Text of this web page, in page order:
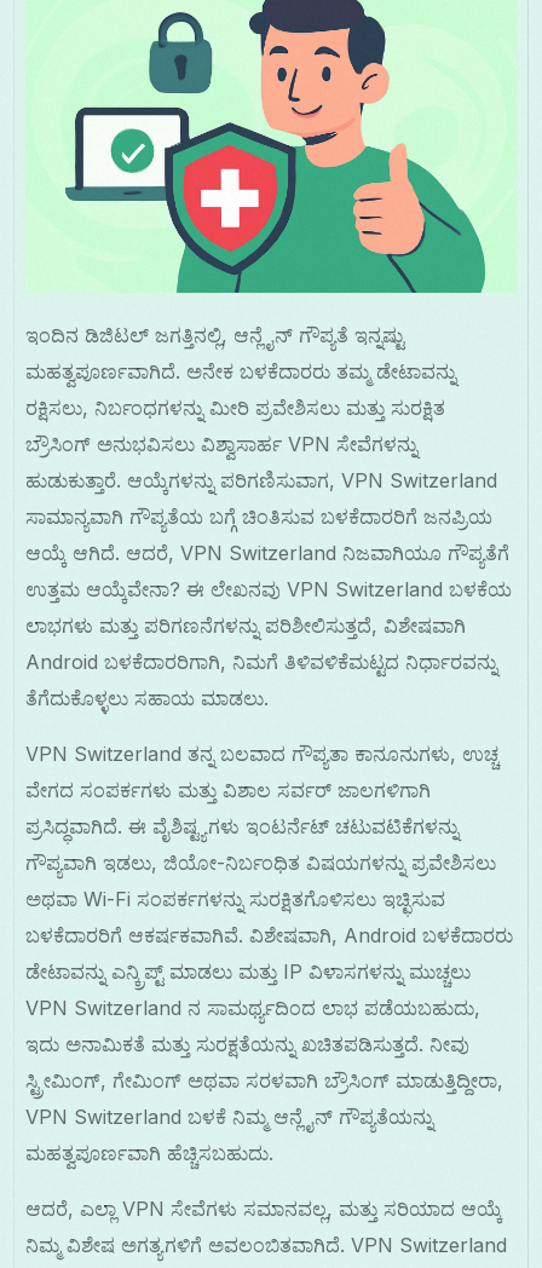
ಇಂದಿನ ಡಿಜಿಟಲ್ ಜಗತ್ತಿನಲ್ಲಿ, ಆನ್ಲೈನ್ ಗೌಪ್ಯತೆ ಇನ್ನಷ್ಟು
ಮಹತ್ವಪೂರ್ಣವಾಗಿದೆ. ಅನೇಕ ಬಳಕೆದಾರರು ತಮ್ಮ ಡೇಟಾವನ್ನು
ರಕ್ಷಿಸಲು, ನಿರ್ಬಂಧಗಳನ್ನು ಮೀರಿ ಪ್ರವೇಶಿಸಲು ಮತ್ತು ಸುರಕ್ಷಿತ
ಬ್ರೌಸಿಂಗ್ ಅನುಭವಿಸಲು ವಿಶ್ವಾಸಾರ್ಹ VPN ಸೇವೆಗಳನ್ನು
ಹುಡುಕುತ್ತಾರೆ. ಆಯ್ಕೆಗಳನ್ನು ಪರಿಗಣಿಸುವಾಗ, VPN Switzerland
ಸಾಮಾನ್ಯವಾಗಿ ಗೌಪ್ಯತೆಯ ಬಗ್ಗೆ ಚಿಂತಿಸುವ ಬಳಕೆದಾರರಿಗೆ ಜನಪ್ರಿಯ
ಆಯ್ಕೆ ಆಗಿದೆ. ಆದರೆ, VPN Switzerland ನಿಜವಾಗಿಯೂ ಗೌಪ್ಯತೆಗೆ
ಉತ್ತಮ ಆಯ್ಕೆವೇನಾ? ಈ ಲೇಖನವು VPN Switzerland ಬಳಕೆಯ
ಲಾಭಗಳು ಮತ್ತು ಪರಿಗಣನೆಗಳನ್ನು ಪರಿಶೀಲಿಸುತ್ತದೆ, ವಿಶೇಷವಾಗಿ
Android ಬಳಕೆದಾರರಿಗಾಗಿ, ನಿಮಗೆ ತಿಳಿವಳಿಕೆಮಟ್ಟದ ನಿರ್ಧಾರವನ್ನು
ತೆಗೆದುಕೊಳ್ಳಲು ಸಹಾಯ ಮಾಡಲು.
VPN Switzerland ತನ್ನ ಬಲವಾದ ಗೌಪ್ಯತಾ ಕಾನೂನುಗಳು, ಉಚ್ಚ
ವೇಗದ ಸಂಪರ್ಕಗಳು ಮತ್ತು ವಿಶಾಲ ಸರ್ವರ್ ಜಾಲಗಳಿಗಾಗಿ
ಪ್ರಸಿದ್ಧವಾಗಿದೆ. ಈ ವೈಶಿಷ್ಟ್ಯಗಳು ಇಂಟರ್ನೆಟ್ ಚಟುವಟಿಕೆಗಳನ್ನು
ಗೌಪ್ಯವಾಗಿ ಇಡಲು, ಜಿಯೋ-ನಿರ್ಬಂಧಿತ ವಿಷಯಗಳನ್ನು ಪ್ರವೇಶಿಸಲು
ಅಥವಾ Wi-Fi ಸಂಪರ್ಕಗಳನ್ನು ಸುರಕ್ಷಿತಗೊಳಿಸಲು ಇಚ್ಛಿಸುವ
ಬಳಕೆದಾರರಿಗೆ ಆಕರ್ಷಕವಾಗಿವೆ. ವಿಶೇಷವಾಗಿ, Android ಬಳಕೆದಾರರು
ಡೇಟಾವನ್ನು ಎನ್ಕ್ರಿಪ್ಟ್ ಮಾಡಲು ಮತ್ತು IP ವಿಳಾಸಗಳನ್ನು ಮುಚ್ಚಲು
VPN Switzerland ನ ಸಾಮರ್ಥ್ಯದಿಂದ ಲಾಭ ಪಡೆಯಬಹುದು,
ಇದು ಅನಾಮಿಕತೆ ಮತ್ತು ಸುರಕ್ಷತೆಯನ್ನು ಖಚಿತಪಡಿಸುತ್ತದೆ. ನೀವು
ಸ್ಟ್ರೀಮಿಂಗ್, ಗೇಮಿಂಗ್ ಅಥವಾ ಸರಳವಾಗಿ ಬ್ರೌಸಿಂಗ್ ಮಾಡುತ್ತಿದ್ದೀರಾ,
VPN Switzerland ಬಳಕೆ ನಿಮ್ಮ ಆನ್ಲೈನ್ ಗೌಪ್ಯತೆಯನ್ನು
ಮಹತ್ವಪೂರ್ಣವಾಗಿ ಹೆಚ್ಚಿಸಬಹುದು.
ಆದರೆ, ಎಲ್ಲಾ VPN ಸೇವೆಗಳು ಸಮಾನವಲ್ಲ, ಮತ್ತು ಸರಿಯಾದ ಆಯ್ಕೆ
ನಿಮ್ಮ ವಿಶೇಷ ಅಗತ್ಯಗಳಿಗೆ ಅವಲಂಬಿತವಾಗಿದೆ. VPN Switzerland